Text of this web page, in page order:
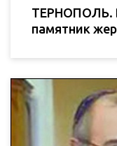
ТЕРНОПОЛЬ.
памятник